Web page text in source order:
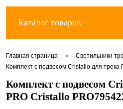
Каталог товаров
Главная страница • Светильники
Комплект с подвесом Cristallo для трека
Комплект с подвесом
PRO Cristallo